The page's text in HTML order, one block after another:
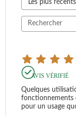
AVIS VÉRIFIÉ
Quelques
fonctionnements
pour un usage